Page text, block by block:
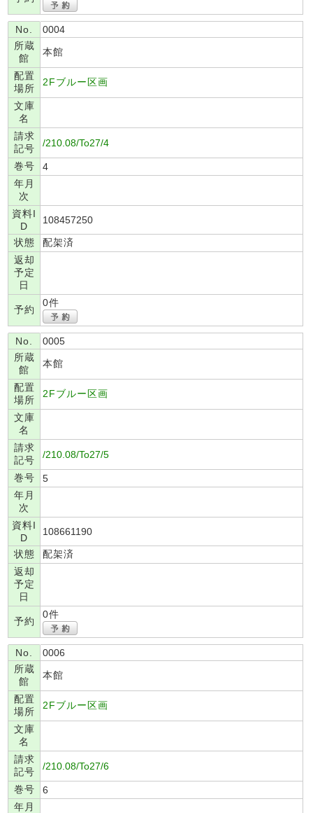
No.
0004
所蔵
館
本館
配置
場所
2Fブルー区画
文庫
名
請求
記号
/210.08/To27/4
巻号
4
年月
次
資料I
D
108457250
状態
配架済
返却
予定
日
予約
0件
No.
0005
所蔵
館
本館
配置
場所
2Fブルー区画
文庫
名
請求
記号
/210.08/To27/5
巻号
5
年月
次
資料I
D
108661190
状態
配架済
返却
予定
日
予約
0件
No.
0006
所蔵
館
本館
配置
場所
2Fブルー区画
文庫
名
請求
記号
/210.08/To27/6
巻号
6
年月